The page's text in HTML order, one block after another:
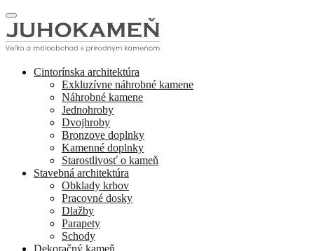
Cintorínska architektúra
Exkluzívne náhrobné kamene
Náhrobné kamene
Jednohroby
Dvojhroby
Bronzove doplnky
Kamenné doplnky
Starostlivosť o kameň
Stavebná architektúra
Obklady krbov
Pracovné dosky
Dlažby
Parapety
Schody
Dekoračný kameň